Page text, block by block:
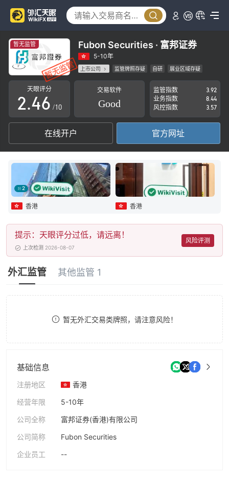
暂无监管 Fubon Securities · 富邦证券
5-10年
上市公司 监管牌照存疑 自研
展业区域存疑
高级风险隐患
天眼评分
0
1
2
3
4
5
6
7
8
9
.
0
1
2
3
4
5
6
7
8
9
2
3
4
5
6
7
8
9
/10
交易软件
Good
监管指数
3.92
业务指数
8.44
风控指数
3.57
在线开户 官方网址
2
香港 香港
提示：天眼评分过低，请远离！
上次检测 2026-08-07
风险评测
外汇监管 其他监管 1
暂无外汇交易类牌照，请注意风险！
基础信息
注册地区
香港
经营年限
5-10年
公司全称
富邦证券(香港)有限公司
公司简称
Fubon Securities
企业员工
--